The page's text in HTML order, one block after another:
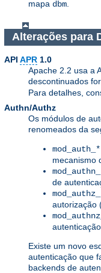
mapa dbm
Alterações para
API APR 1.0
Apache 2.2 usa a
descontinuados
Para detalhes,
Authn/Authz
Os módulos de
renomeados da
mod_auth_*
mecanismo
de
autorização
Existe um novo
autenticação que
backends de